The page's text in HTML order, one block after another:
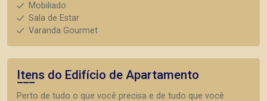
Mobiliado
Sala de Estar
Varanda Gourmet
Itens do Edifício de Apartamento
Perto de tudo o que você precisa e de tudo que você